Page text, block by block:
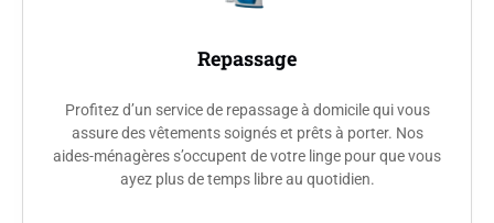
Repassage
Profitez d’un service de repassage à domicile qui vous
assure des vêtements soignés et prêts à porter. Nos
aides-ménagères s’occupent de votre linge pour que vous
ayez plus de temps libre au quotidien.